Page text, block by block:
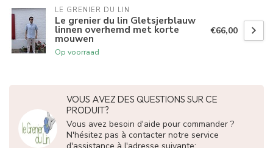
LE GRENIER DU LIN
Le grenier du lin Gletsjerblauw
linnen overhemd met korte
mouwen
Op voorraad
€66,00
VOUS AVEZ DES QUESTIONS SUR CE
PRODUIT?
Vous avez besoin d'aide pour commander ?
N'hésitez pas à contacter notre service